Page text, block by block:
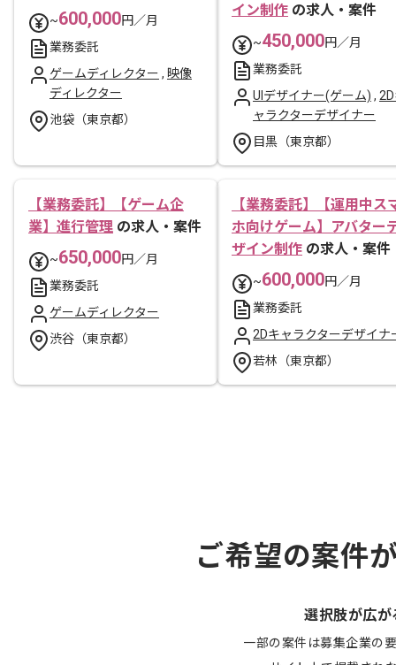
~600,000円／月
業務委託
ゲームディレクター , 映像
ディレクター
池袋（東京都）
イン制作 の求人・案件
~450,000円／月
業務委託
UIデザイナー(ゲーム) ,
ャラクターデザイナー
目黒（東京都）
【業務委託】【ゲーム企
業】進行管理 の求人・案件
~650,000円／月
業務委託
ゲームディレクター
渋谷（東京都）
【業務委託】【運用中ス
ホ向けゲーム】アバター
ザイン制作 の求人・案件
~600,000円／月
業務委託
2Dキャラクターデザイナ
若林（東京都）
ご希望の案件
選択肢が広が
一部の案件は募集企業の